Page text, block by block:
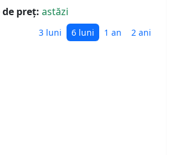
preț: astăzi
3 luni 6 luni 1 an 2 ani